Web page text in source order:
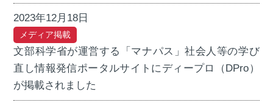
2023年12月18日
メディア掲載
文部科学省が運営する「マナパス」社会人等の学び
直し情報発信ポータルサイトにディープロ（DPro）
が掲載されました